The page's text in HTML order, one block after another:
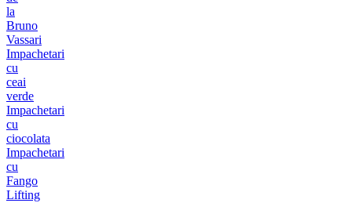
la
Bruno
Vassari
Impachetari
cu
ceai
verde
Impachetari
cu
ciocolata
Impachetari
cu
Fango
Lifting